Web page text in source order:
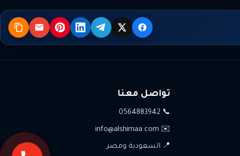
فيسبوك
X تيليجراملينكدإنبنترستالبريد نسخ
تواصل معنا
📞 0564883942
✉️ info@alshimaa.com
📍 السعودية ومصر